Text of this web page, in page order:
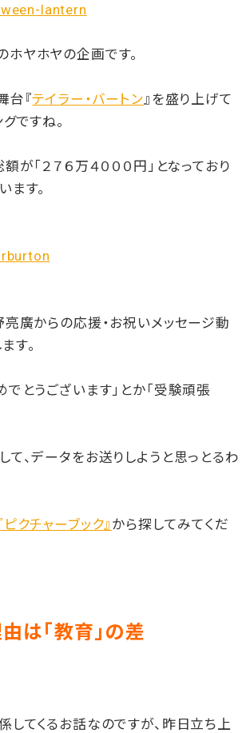
lantern
ヤホヤの企画です。
台『テイラー・バートン 』を盛り上げて
ですね。
が「２７６万４０００円」となっており
ます。
亮廣からの応援・お祝いメッセージ動
す。
でとうございます」とか「受験頑張
て、データをお送りしようと思っとるわ
クチャーブック』から探してみてくだ
は「教育」の差
してくるお話なのですが、昨日立ち上